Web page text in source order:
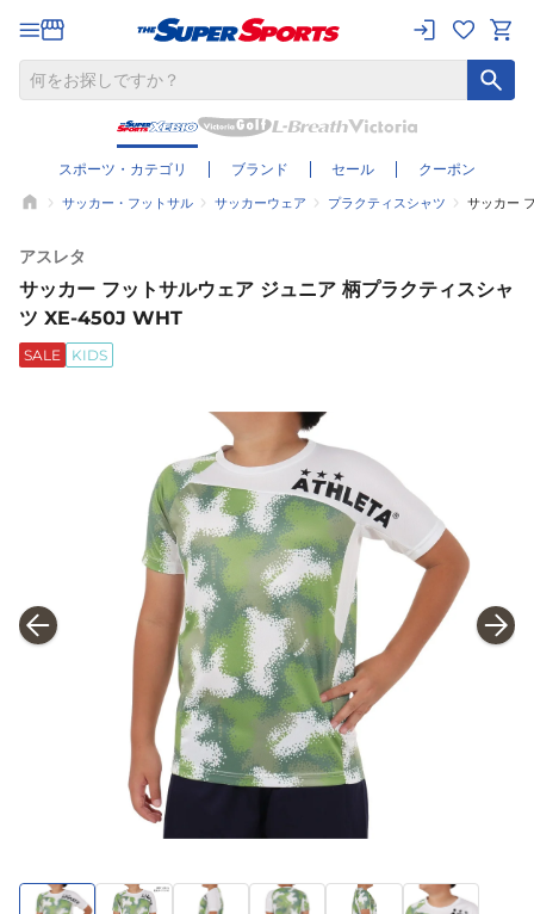
スポーツ・カテゴリ ブランド セール クーポン
サッカー・フットサル サッカーウェア プラクティスシャツ サッカー
アスレタ
サッカー フットサルウェア ジュニア 柄プラクティスシャ
ツ XE-450J WHT
SALE KIDS